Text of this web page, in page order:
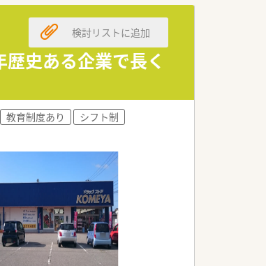
史ある企業で長く
検討リストに追加
教育制度あり
シフト制